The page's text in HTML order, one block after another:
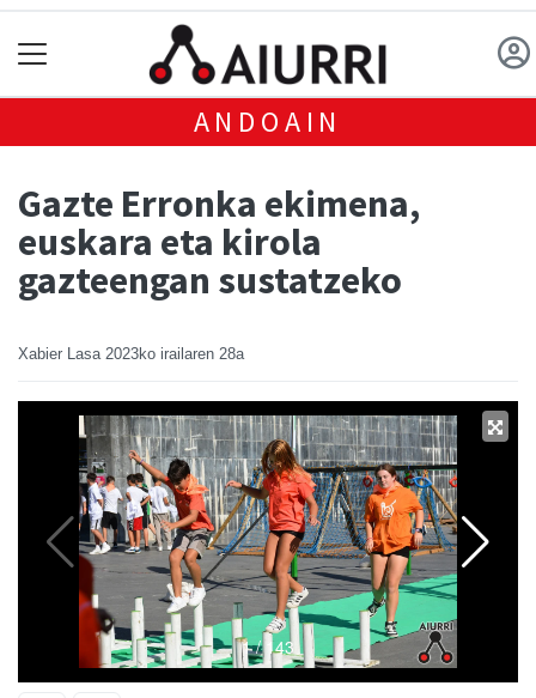
ANDOAIN
Gazte Erronka ekimena,
euskara eta kirola
gazteengan sustatzeko
Xabier Lasa 2023ko irailaren 28a